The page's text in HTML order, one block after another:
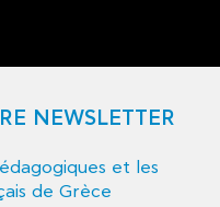
NEWSLETTER
et les
de Grèce